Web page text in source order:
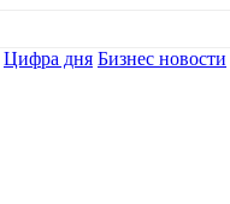
Цифра дня Бизнес новости